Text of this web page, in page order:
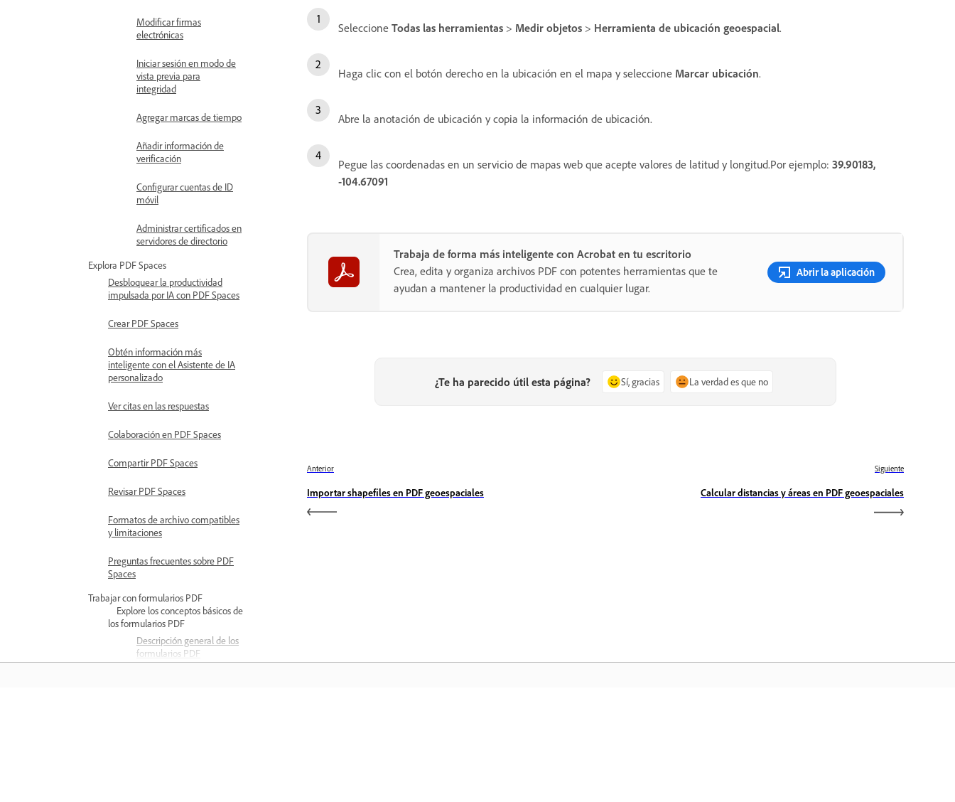
Modificar firmas
electrónicas
Iniciar sesión en modo de
vista previa para
integridad
Agregar marcas de tiempo
Añadir información de
verificación
Configurar cuentas de ID
móvil
Administrar certificados en
servidores de directorio
Explora PDF Spaces
Desbloquear la productividad
impulsada por IA con PDF Spaces
Crear PDF Spaces
Obtén información más
inteligente con el Asistente de IA
personalizado
Ver citas en las respuestas
Colaboración en PDF Spaces
Compartir PDF Spaces
Revisar PDF Spaces
Formatos de archivo compatibles
y limitaciones
Preguntas frecuentes sobre PDF
Spaces
Trabajar con formularios PDF
Explore los conceptos básicos de
los formularios PDF
Descripción general de los
formularios PDF
Seleccione Todas las herramientas > Medir objetos > Herramienta de ubicación geoespacial.
Haga clic con el botón derecho en la ubicación en el mapa y seleccione Marcar ubicación.
Abre la anotación de ubicación y copia la información de ubicación.
Pegue las coordenadas en un servicio de mapas web que acepte valores de latitud y longitud.Por ejemplo: 39.90183,
-104.67091
Trabaja de forma más inteligente con Acrobat en tu escritorio
Crea, edita y organiza archivos PDF con potentes herramientas que te
ayudan a mantener la productividad en cualquier lugar.
Abrir la aplicación
¿Te ha parecido útil esta página? Sí, gracias La verdad es que no
Anterior
Importar shapefiles en PDF geoespaciales
Siguiente
Calcular distancias y áreas en PDF geoespaciales